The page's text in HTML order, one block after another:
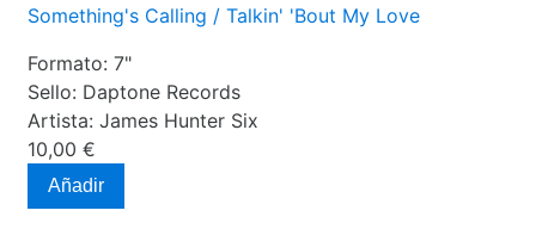
Something's Calling / Talkin' 'Bout My Love
Formato: 7"
Sello: Daptone Records
Artista: James Hunter Six
10,00 €
Añadir